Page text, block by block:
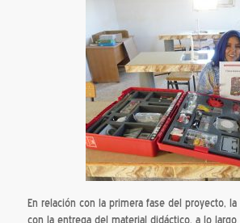
En relación con la primera fase del proyecto,
con la entrega del material didáctico, a lo